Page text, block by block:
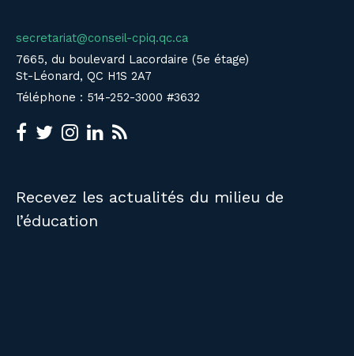
secretariat@conseil-cpiq.qc.ca
7665, du boulevard Lacordaire (5e étage)
St-Léonard, QC H1S 2A7
Téléphone : 514-252-3000 #3632
Recevez les actualités du milieu de
l’éducation